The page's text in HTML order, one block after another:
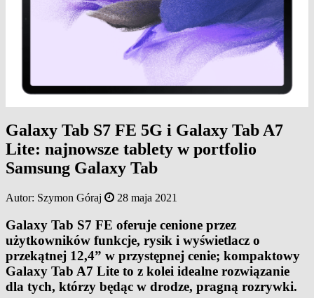
Galaxy Tab S7 FE 5G i Galaxy Tab A7
Lite: najnowsze tablety w portfolio
Samsung Galaxy Tab
Autor: Szymon Góraj 28 maja 2021
Galaxy Tab S7 FE oferuje cenione przez
użytkowników funkcje, rysik i wyświetlacz o
przekątnej 12,4” w przystępnej cenie; kompaktowy
Galaxy Tab A7 Lite to z kolei idealne rozwiązanie
dla tych, którzy będąc w drodze, pragną rozrywki.